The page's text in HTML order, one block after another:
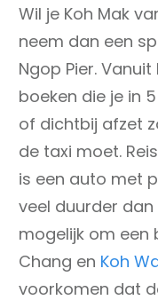
Wil je Koh Mak
neem dan een
Ngop Pier.
boeken die je in
of dichtbij afzet
de taxi moet.
is een auto met
veel duurder dan
mogelijk om een
Chang en Koh
voorkomen dat